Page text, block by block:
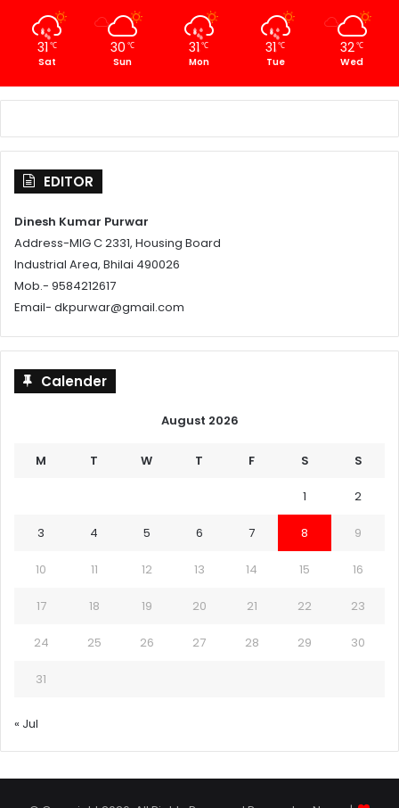
31 ℃
Sat
30 ℃
Sun
31℃
Mon
31℃
Tue
32℃
Wed
EDITOR
Dinesh Kumar Purwar
Address-MIG C 2331, Housing Board
Industrial Area, Bhilai 490026
Mob.- 9584212617
Email- dkpurwar@gmail.com
Calender
August 2026
M T W T F S S
1 2
3 4 5 6 7 8 9
10 11 12 13 14 15 16
17 18 19 20 21 22 23
24 25 26 27 28 29 30
31
« Jul